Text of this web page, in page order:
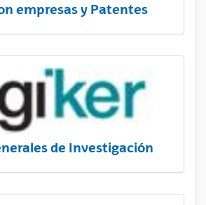
empresas y Patentes
de Investigación